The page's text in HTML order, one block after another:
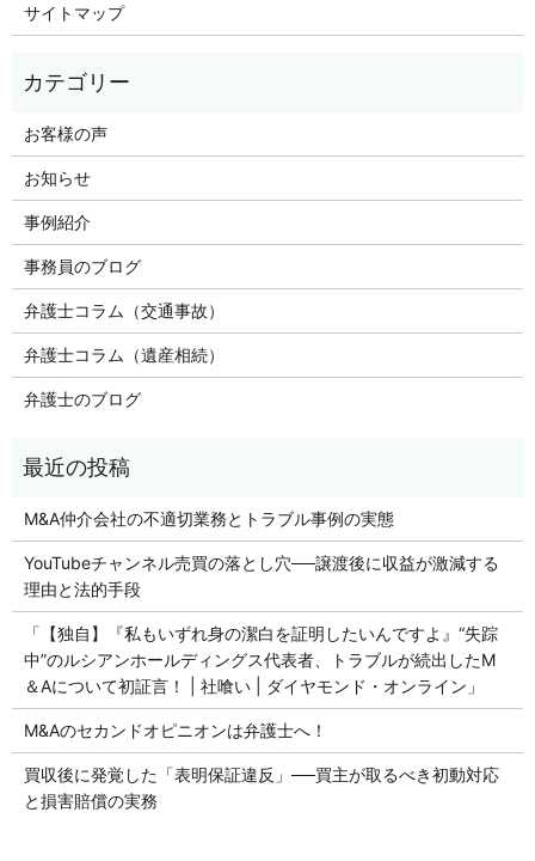
サイトマップ
お客様の声
お知らせ
事例紹介
事務員のブログ
弁護士コラム（交通事故）
弁護士コラム（遺産相続）
弁護士のブログ
M&A仲介会社の不適切業務とトラブル事例の実態
YouTubeチャンネル売買の落とし穴──譲渡後に収益が激減する
理由と法的手段
「【独自】『私もいずれ身の潔白を証明したいんですよ』“失踪
中”のルシアンホールディングス代表者、トラブルが続出したM
＆Aについて初証言！ | 社喰い | ダイヤモンド・オンライン」
M&Aのセカンドオピニオンは弁護士へ！
買収後に発覚した「表明保証違反」──買主が取るべき初動対応
と損害賠償の実務